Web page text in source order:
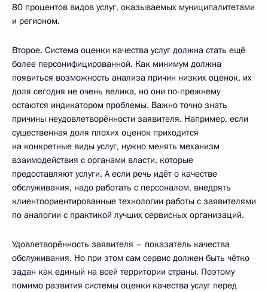
80 процентов видов услуг, оказываемых муниципалитетами
и регионом.
Второе. Система оценки качества услуг должна стать ещё
более персонифицированной. Как минимум должна
появиться возможность анализа причин низких оценок, их
доля сегодня не очень велика, но они по-прежнему
остаются индикатором проблемы. Важно точно знать
причины неудовлетворённости заявителя. Например, если
существенная доля плохих оценок приходится
на конкретные виды услуг, нужно менять механизм
взаимодействия с органами власти, которые
предоставляют услуги. А если речь идёт о качестве
обслуживания, надо работать с персоналом, внедрять
клиентоориентированные технологии работы с заявителями
по аналогии с практикой лучших сервисных организаций.
Удовлетворённость заявителя – показатель качества
обслуживания. Но при этом сам сервис должен быть чётко
задан как единый на всей территории страны. Поэтому
помимо развития системы оценки качества услуг перед